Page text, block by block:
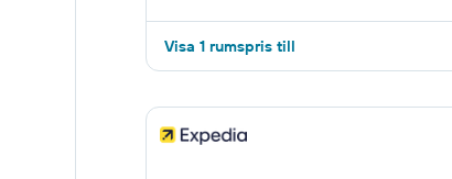
Visa 1 rumspris till